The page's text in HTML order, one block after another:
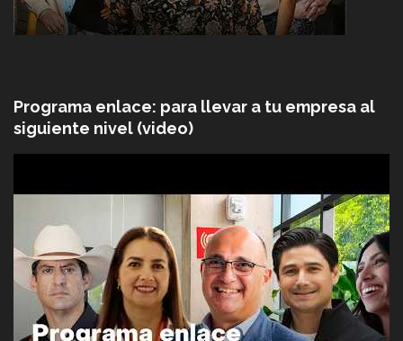
Programa enlace: para llevar a tu empresa al
siguiente nivel (video)